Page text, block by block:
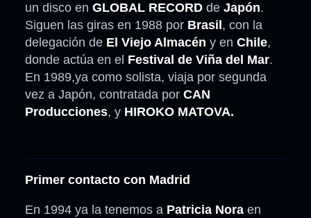
un disco en GLOBAL RECORD de Japón.
Siguen las giras en 1988 por Brasil , con la
delegación de El Viejo Almacén y en Chile,
donde actúa en el Festival de Viña del Mar.
En 1989,ya como solista, viaja por segunda
vez a Japón, contratada por CAN
Producciones, y HIROKO MATOVA.
Primer contacto con Madrid
En 1994 ya la tenemos a Patricia Nora en